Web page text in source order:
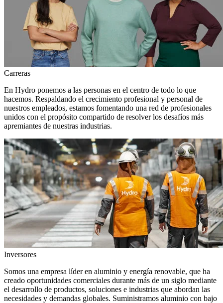
Carreras
En Hydro ponemos a las personas en el centro de todo lo que
hacemos. Respaldando el crecimiento profesional y personal de
nuestros empleados, estamos fomentando una red de profesionales
unidos con el propósito compartido de resolver los desafíos más
apremiantes de nuestras industrias.
Inversores
Somos una empresa líder en aluminio y energía renovable, que ha
creado oportunidades comerciales durante más de un siglo mediante
el desarrollo de productos, soluciones e industrias que abordan las
necesidades y demandas globales. Suministramos aluminio con bajo